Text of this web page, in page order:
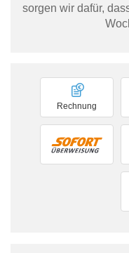
sorgen wir dafür,
Rechnung